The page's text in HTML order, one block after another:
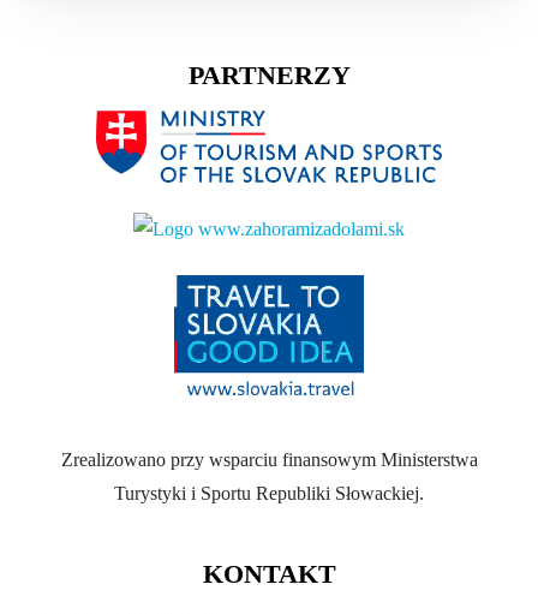
PARTNERZY
Zrealizowano przy wsparciu finansowym Ministerstwa
Turystyki i Sportu Republiki Słowackiej.
KONTAKT